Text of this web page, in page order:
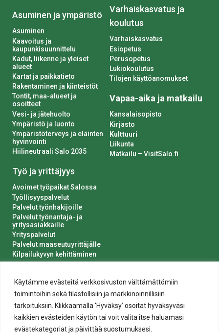
Käytämme evästeitä verkkosivuston välttämättömiin
toimintoihin sekä tilastollisiin ja markkinoinnillisiin
tarkoituksiin. Klikkaamalla ‘Hyväksy’ osoitat hyväksyväsi
kaikkien evästeiden käytön tai voit valita itse haluamasi
evästekategoriat ja päivittää suostumuksesi.
Asuminen ja ympäristö
Asuminen
Kaavoitus ja
kaupunkisuunnittelu
Kadut, liikenne ja yleiset
alueet
Kartat ja paikkatieto
Rakentaminen ja kiinteistöt
Tontit, maa-alueet ja
osoitteet
Vesi- ja jätehuolto
Ympäristö ja luonto
Ympäristöterveys ja eläinten
hyvinvointi
Hiilineutraali Salo 2035
Työ ja yrittäjyys
Avoimet työpaikat Salossa
Työllisyyspalvelut
Palvelut työnhakijoille
Palvelut työnantaja- ja
yritysasiakkaille
Yrityspalvelut
Palvelut maaseutuyrittäjälle
Kilpailukyvyn kehittäminen
Varhaiskasvatus ja
koulutus
Varhaiskasvatus
Esiopetus
Perusopetus
Lukiokoulutus
Tilojen käyttöanomukset
Vapaa-aika ja matkailu
Kansalaisopisto
Kirjasto
Kulttuuri
Liikunta
Matkailu – VisitSalo.fi